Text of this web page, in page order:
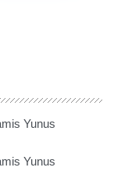
Yunus
Yunus